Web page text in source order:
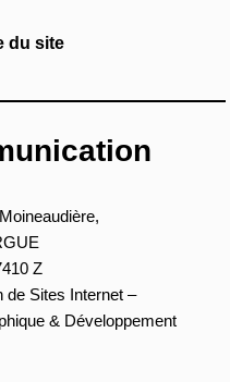
du site
Z
de Sites Internet –
& Développement